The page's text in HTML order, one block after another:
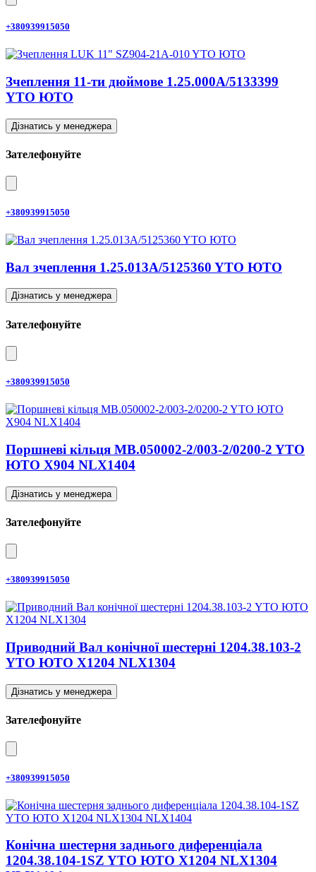
+380939915050
Зчеплення 11-ти дюймове 1.25.000A/5133399
YTO ЮТО
Дізнатись у менеджера
Зателефонуйте
+380939915050
Вал зчеплення 1.25.013A/5125360 YTO ЮТО
Дізнатись у менеджера
Зателефонуйте
+380939915050
Поршневі кільця MB.050002-2/003-2/0200-2 YTO
ЮТО X904 NLX1404
Дізнатись у менеджера
Зателефонуйте
+380939915050
Приводний Вал конічної шестерні 1204.38.103-2
YTO ЮТО X1204 NLX1304
Дізнатись у менеджера
Зателефонуйте
+380939915050
Конічна шестерня заднього диференціала
1204.38.104-1SZ YTO ЮТО X1204 NLX1304